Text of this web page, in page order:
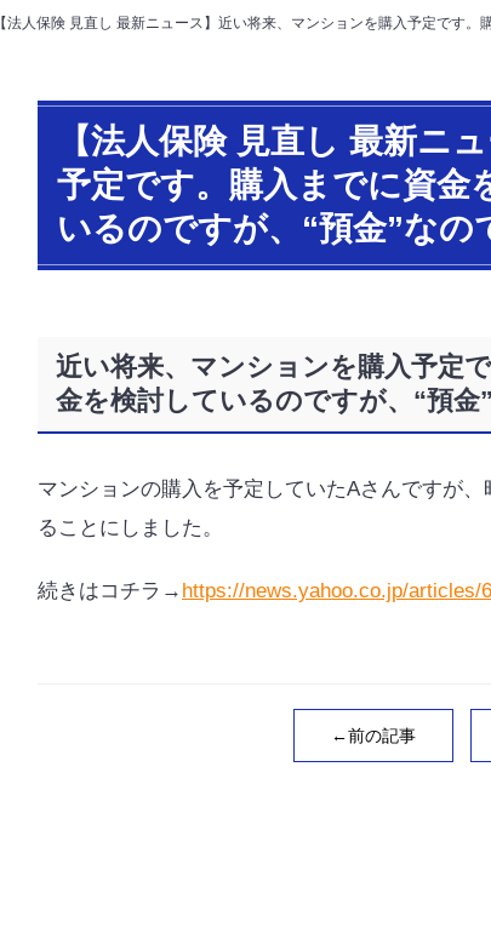
【法人保険 見直し 最新ニュース】近い将来、マンションを購入予定です
【法人保険 見直し 最新ニ
予定です。購入までに資金
いるのですが、“預金”なの
近い将来、マンションを購入予定
金を検討しているのですが、“預
マンションの購入を予定していたAさんですが
ることにしました。
続きはコチラ→ https://news.yahoo.co.jp/articles/
←前の記事